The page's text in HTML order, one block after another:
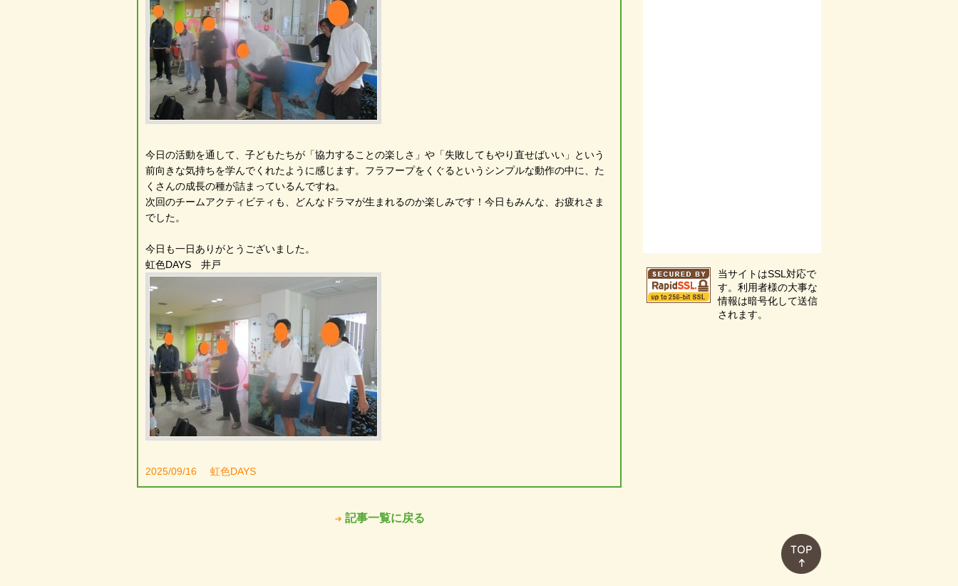
今日の活動を通して、子どもたちが「協力することの楽しさ」や「失敗してもやり直せばいい」という
前向きな気持ちを学んでくれたように感じます。フラフープをくぐるというシンプルな動作の中に、た
くさんの成長の種が詰まっているんですね。
次回のチームアクティビティも、どんなドラマが生まれるのか楽しみです！今日もみんな、お疲れさま
でした。
今日も一日ありがとうございました。
虹色DAYS 井戸
2025/09/16 虹色DAYS
記事一覧に戻る
当サイトはSSL対応で
す。利用者様の大事な
情報は暗号化して送信
されます。